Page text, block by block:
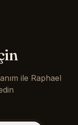
ile Raphael